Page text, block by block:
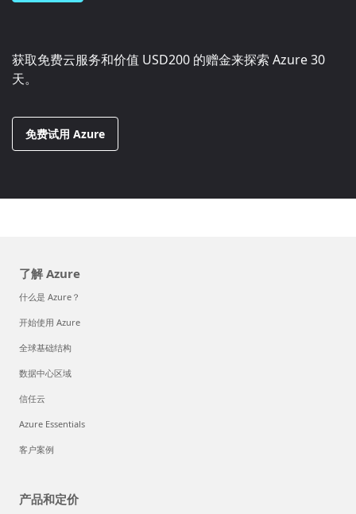
获取免费云服务和价值 USD200 的赠金来探索 Azure 30
天。
免费试用 Azure
了解 Azure
什么是 Azure？
开始使用 Azure
全球基础结构
数据中心区域
信任云
Azure Essentials
客户案例
产品和定价